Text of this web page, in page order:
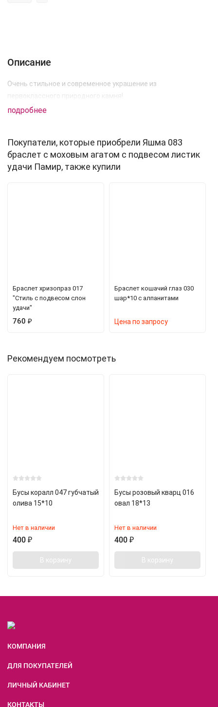
Описание
Очень стильное и современное украшение из
первоклассного природного камня!
подробнее
Покупатели, которые приобрели Яшма 083
браслет с моховым агатом с подвесом листик
удачи Памир, также купили
Браслет хризопраз 017
"Стиль с подвесом слон
удачи"
760 ₽
Браслет кошачий глаз 030
шар*10 с алпанитами
Цена по запросу
Рекомендуем посмотреть
Бусы коралл 047 губчатый
олива 15*10
Нет в наличии
400 ₽
В корзину
Бусы розовый кварц 016
овал 18*13
Нет в наличии
400 ₽
В корзину
КОМПАНИЯ
ДЛЯ ПОКУПАТЕЛЕЙ
ЛИЧНЫЙ КАБИНЕТ
КОНТАКТЫ